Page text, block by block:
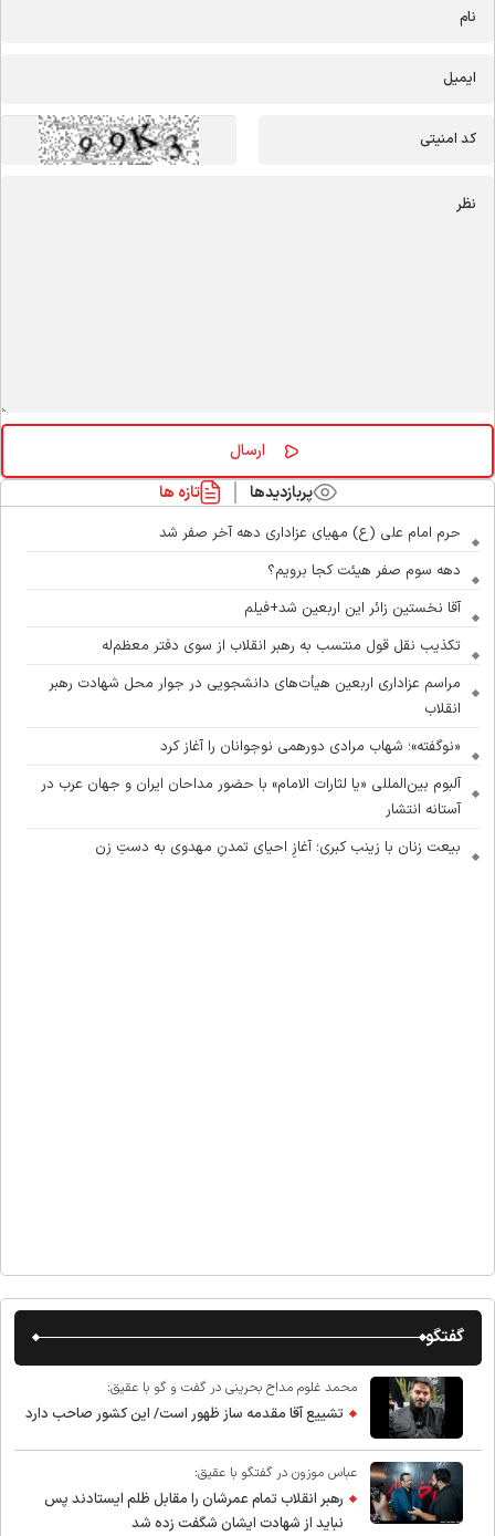
پربازدیدها تازه ها
حرم امام علی (ع) مهیای عزاداری دهه آخر صفر شد
دهه سوم صفر هیئت کجا برویم؟
آقا نخستین زائر این اربعین شد+فیلم
تکذیب نقل قول منتسب به رهبر انقلاب از سوی دفتر معظم‌له
مراسم عزاداری اربعین هیأت‌های دانشجویی در جوار محل شهادت رهبر
انقلاب
«نوگفته»؛ شهاب مرادی دورهمی نوجوانان را آغاز کرد
آلبوم بین‌المللی «یا لثارات الامام» با حضور مداحان ایران و جهان عرب در
آستانه انتشار
بیعت زنان با زینب کبری؛ آغازِ احیای تمدنِ مهدوی به دستِ زن
گفتگو
محمد غلوم مداح بحرینی در گفت و گو با عقیق:
تشییع آقا مقدمه ساز ظهور است/ این کشور صاحب دارد
عباس موزون در گفتگو با عقیق:
رهبر انقلاب تمام عمرشان را مقابل ظلم ایستادند پس
نباید از شهادت ایشان شگفت زده شد